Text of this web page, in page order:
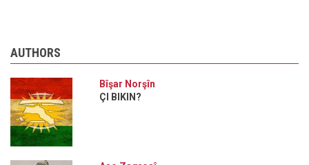
AUTHORS
Bîşar Norşîn
ÇI BIKIN?